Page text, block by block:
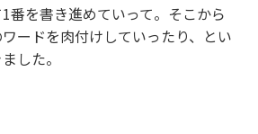
番を書き進めていって。そこから
ードを肉付けしていったり、とい
した。